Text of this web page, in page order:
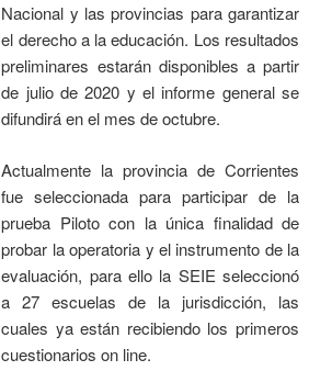
Nacional y las provincias para garantizar
el derecho a la educación. Los resultados
preliminares estarán disponibles a partir
de julio de 2020 y el informe general se
difundirá en el mes de octubre.
Actualmente la provincia de Corrientes
fue seleccionada para participar de la
prueba Piloto con la única finalidad de
probar la operatoria y el instrumento de la
evaluación, para ello la SEIE seleccionó
a 27 escuelas de la jurisdicción, las
cuales ya están recibiendo los primeros
cuestionarios on line.